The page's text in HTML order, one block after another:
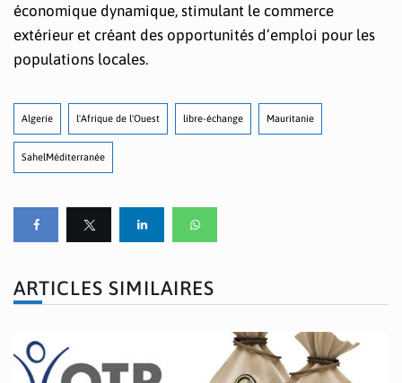
économique dynamique, stimulant le commerce
extérieur et créant des opportunités d’emploi pour les
populations locales.
Algerie l'Afrique de l'Ouest libre-échange Mauritanie
SahelMéditerranée
ARTICLES SIMILAIRES